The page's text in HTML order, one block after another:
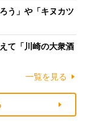
う」や「キヌカツ
て「川崎の大衆酒
一覧を見る